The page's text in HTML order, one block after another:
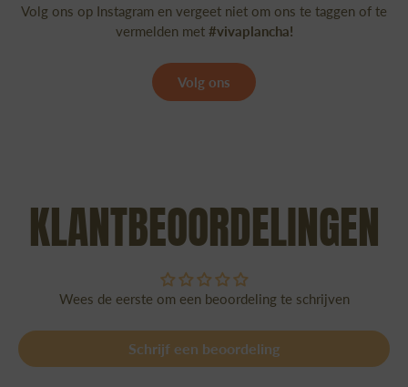
Volg ons op Instagram en vergeet niet om ons te taggen of te
vermelden met #vivaplancha!
Volg ons
KLANTBEOORDELINGEN
Wees de eerste om een beoordeling te schrijven
Schrijf een beoordeling